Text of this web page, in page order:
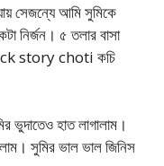
সেজন্যে আমি সুমিকে
নির্জন। ৫ তলার বাসা
story choti কচি
ভুদাতেও হাত লাগালাম।
সুমির ভাল ভাল জিনিস